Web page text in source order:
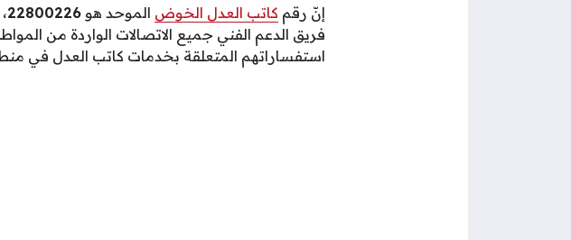
إنّ رقم كاتب العدل الخوض الموحد هو 22800226
فريق الدعم الفني جميع الاتصالات الواردة من
استفساراتهم المتعلقة بخدمات كاتب العدل في